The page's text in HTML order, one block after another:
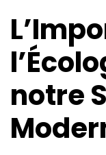
notre